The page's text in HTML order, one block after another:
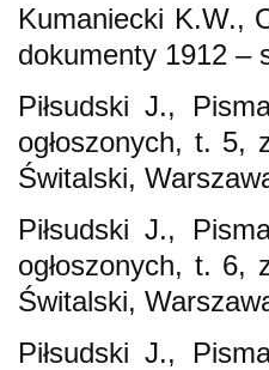
Kumaniecki K.W.,
dokumenty 1912 –
Piłsudski J.,
ogłoszonych, t. 5,
Świtalski,
Piłsudski J.,
ogłoszonych, t. 6,
Świtalski,
Piłsudski J.,